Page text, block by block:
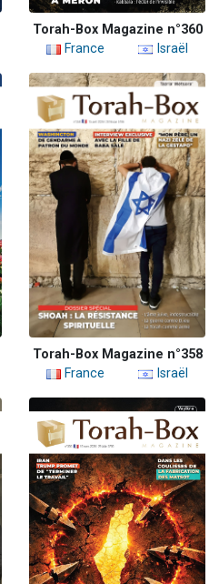
Torah-Box Magazine n°360
France
Israël
Torah-Box Magazine n°358
France
Israël